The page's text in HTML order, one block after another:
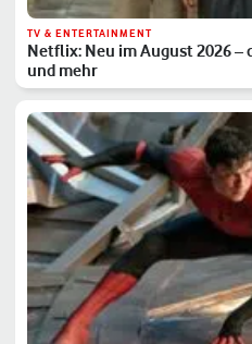
TV & ENTERTAINMENT
Netflix: Neu im August 2026 –
und mehr